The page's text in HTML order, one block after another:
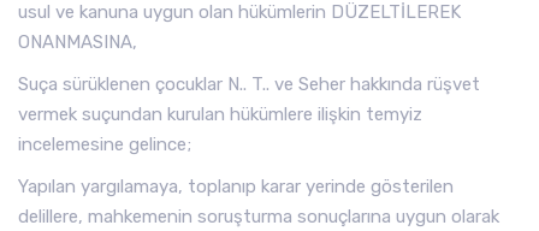
usul ve kanuna uygun olan hükümlerin DÜZELTİLEREK
ONANMASINA,
Suça sürüklenen çocuklar N.. T.. ve Seher hakkında rüşvet
vermek suçundan kurulan hükümlere ilişkin temyiz
incelemesine gelince;
Yapılan yargılamaya, toplanıp karar yerinde gösterilen
delillere, mahkemenin soruşturma sonuçlarına uygun olarak